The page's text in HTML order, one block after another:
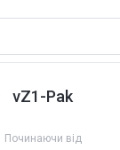
vZ1-Pak
Починаючи від